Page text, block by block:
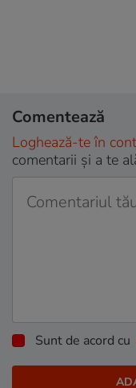
Comentează
Loghează-te în
comentarii și a te
Sunt de acord cu